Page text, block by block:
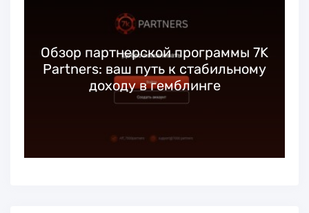
Обзор партнерской программы 7K
Partners: ваш путь к стабильному
доходу в гемблинге